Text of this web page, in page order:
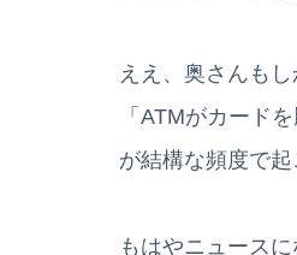
ええ、奥さんも
「ATMがカード
が結構な頻度で起
もはやニュースに